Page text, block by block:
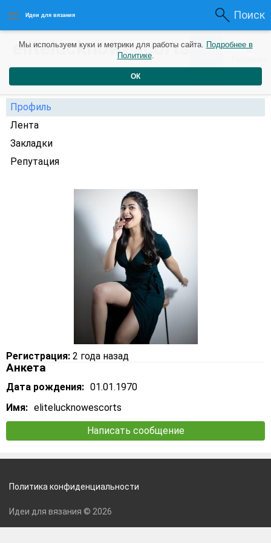
Идеи для вязания Поиск
elitelucknowescorts 0 0
Профиль
Лента
Закладки
Репутация
Регистрация: 2 года назад
Анкета
Дата рождения: 01.01.1970
Имя: elitelucknowescorts
Написать сообщение
Мы используем куки и метрики для работы сайта. Подробнее в
Политике.
ОК
Политика конфиденциальности
Идеи для вязания © 2026